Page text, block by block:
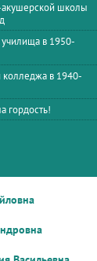
школы
в 1950-
колледжа в 1940-
гордость!